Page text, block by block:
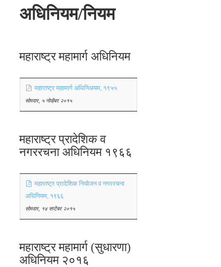
अधिनियम/नियम
महाराष्ट्र महामार्ग अधिनियम
महाराष्ट्र महामार्ग अधिनिअयम, १९५५
सोमवार, ५ नोव्हेंबर २०१५
महाराष्ट्र प्रादेशिक व
नगररचना अधिनियम १९६६
महाराष्ट्र प्रादेशिक नियोजन व नगररचना
अधिनियम, १९६६
सोमवार, १४ सप्टेंबर २०१५
महाराष्ट्र महामार्ग (सुधारणा)
अधिनियम २०१६